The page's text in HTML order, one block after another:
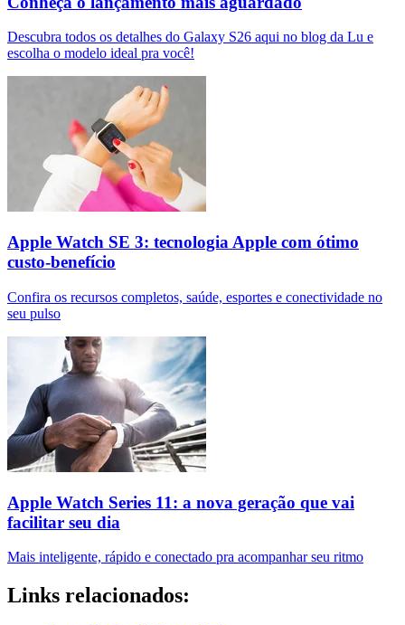
Descubra todos os detalhes do Galaxy S26 aqui no blog da Lu e
escolha o modelo ideal pra você!
Apple Watch SE 3: tecnologia Apple com ótimo
custo-benefício
Confira os recursos completos, saúde, esportes e conectividade no
seu pulso
Apple Watch Series 11: a nova geração que vai
facilitar seu dia
Mais inteligente, rápido e conectado pra acompanhar seu ritmo
Links relacionados: